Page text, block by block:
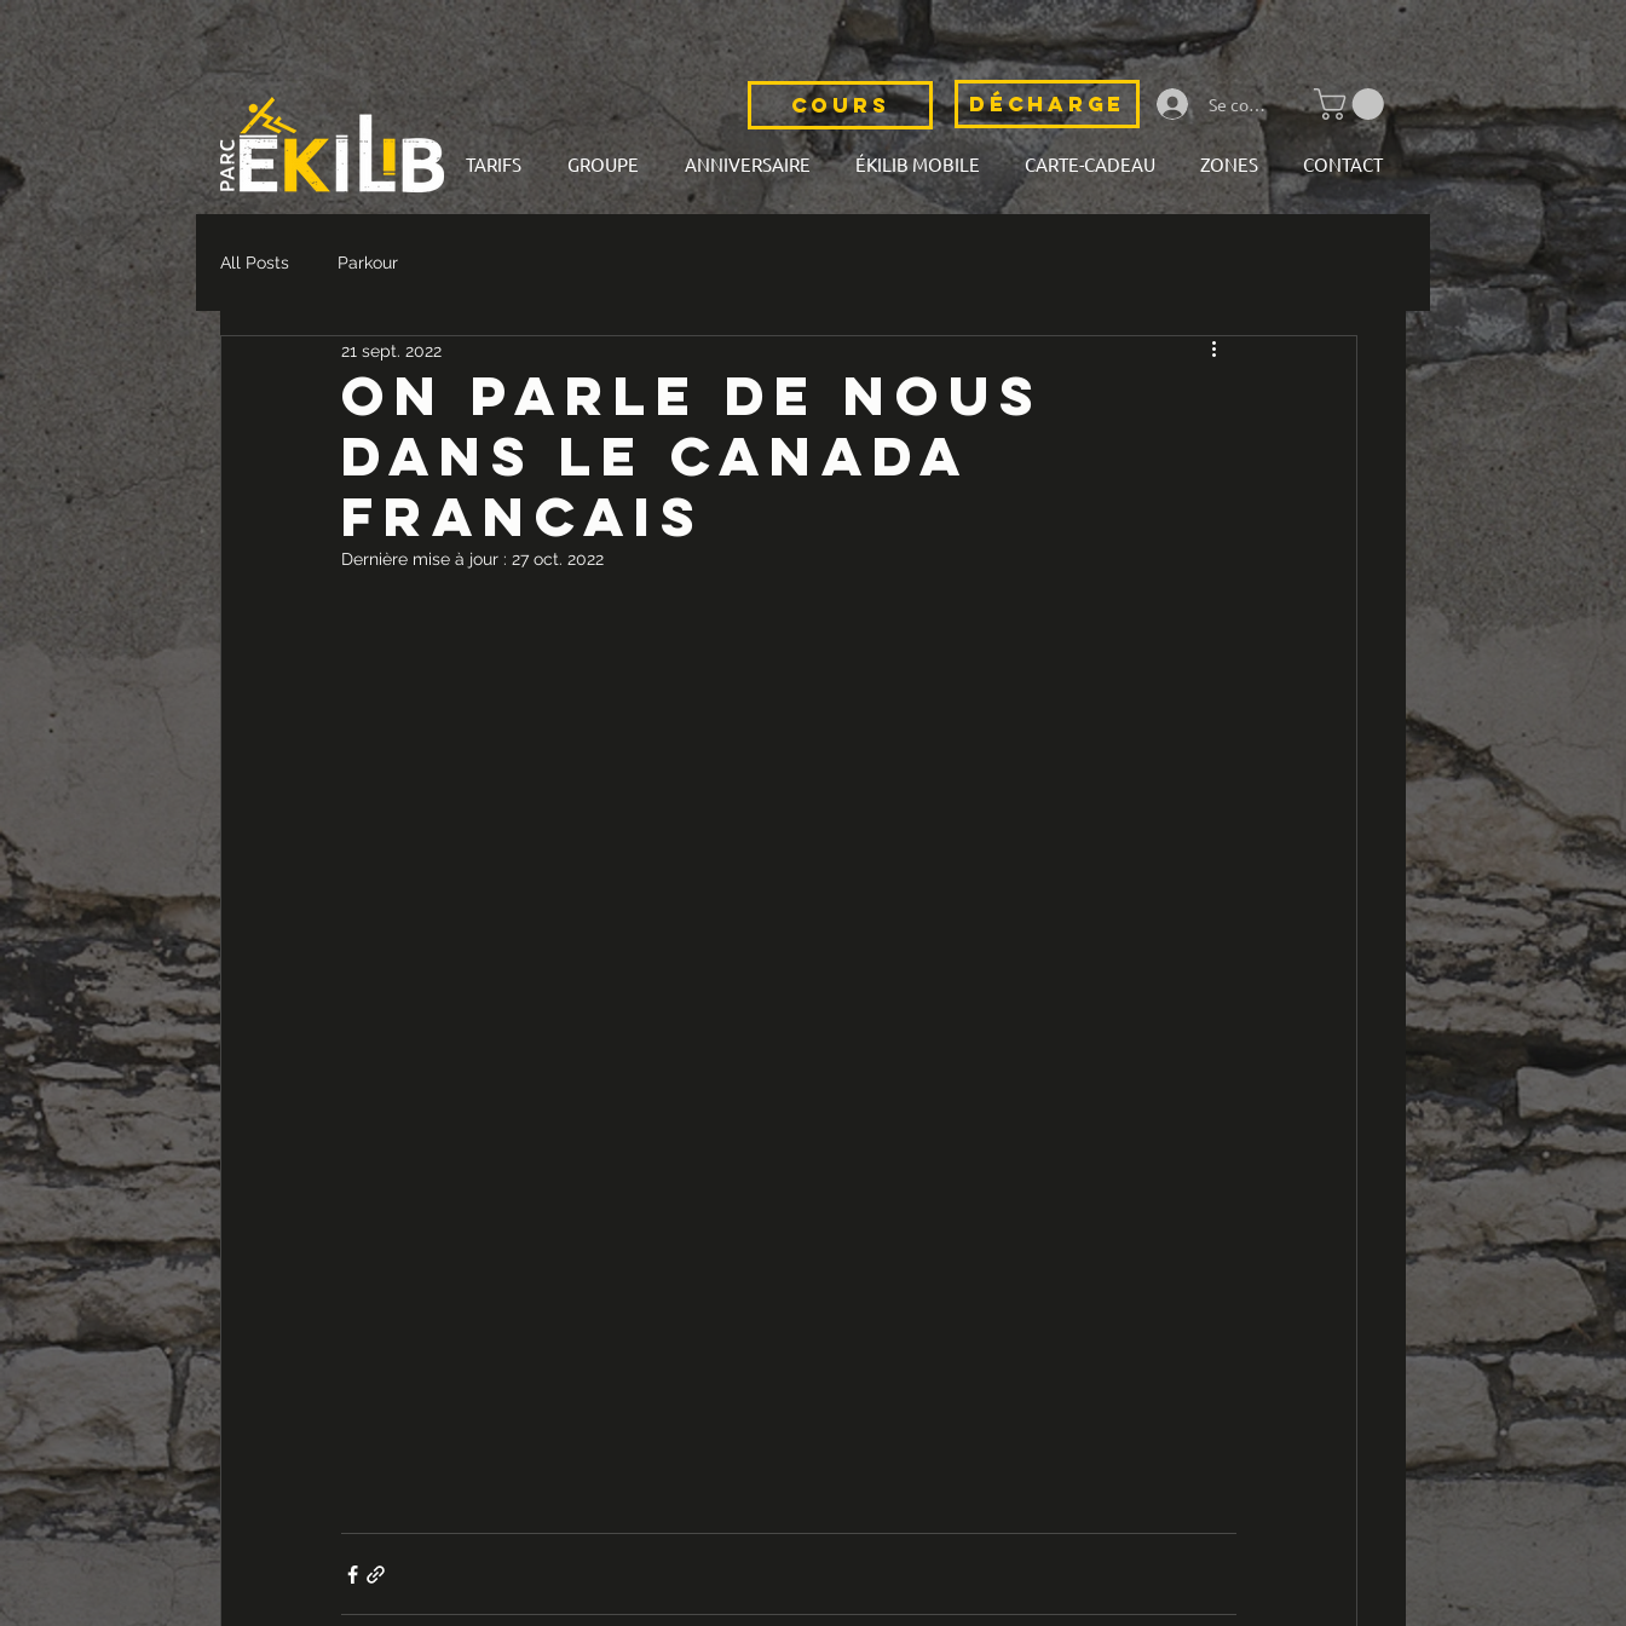
Se connecter
Décharge
TARIFS GROUPE ANNIVERSAIRE ÉKILIB MOBILE CARTE-CADEAU ZONES CONTACT
COURS
All Posts Parkour
On parle de nous
dans le Canada
Francais
21 sept. 2022
Dernière mise à jour : 27 oct. 2022